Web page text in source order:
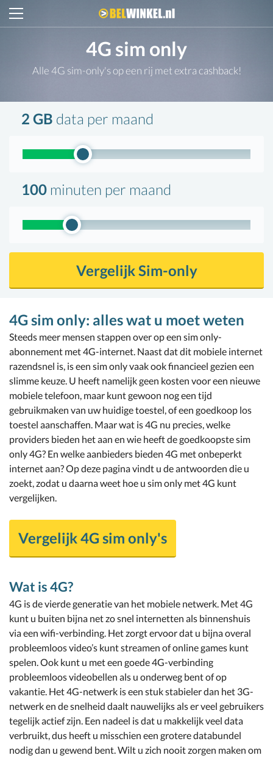
4G sim only
Alle 4G sim-only's op een rij met extra cashback!
2 GB data per maand
100 minuten per maand
Vergelijk Sim-only
4G sim only: alles wat u moet weten
Steeds meer mensen stappen over op een sim only-
abonnement met 4G-internet. Naast dat dit mobiele internet
razendsnel is, is een sim only vaak ook financieel gezien een
slimme keuze. U heeft namelijk geen kosten voor een nieuwe
mobiele telefoon, maar kunt gewoon nog een tijd
gebruikmaken van uw huidige toestel, of een goedkoop los
toestel aanschaffen. Maar wat is 4G nu precies, welke
providers bieden het aan en wie heeft de goedkoopste sim
only 4G? En welke aanbieders bieden 4G met onbeperkt
internet aan? Op deze pagina vindt u de antwoorden die u
zoekt, zodat u daarna weet hoe u sim only met 4G kunt
vergelijken.
Vergelijk 4G sim only's
Wat is 4G?
4G is de vierde generatie van het mobiele netwerk. Met 4G
kunt u buiten bijna net zo snel internetten als binnenshuis
via een wifi-verbinding. Het zorgt ervoor dat u bijna overal
probleemloos video’s kunt streamen of online games kunt
spelen. Ook kunt u met een goede 4G-verbinding
probleemloos videobellen als u onderweg bent of op
vakantie. Het 4G-netwerk is een stuk stabieler dan het 3G-
netwerk en de snelheid daalt nauwelijks als er veel gebruikers
tegelijk actief zijn. Een nadeel is dat u makkelijk veel data
verbruikt, dus heeft u misschien een grotere databundel
nodig dan u gewend bent. Wilt u zich nooit zorgen maken om